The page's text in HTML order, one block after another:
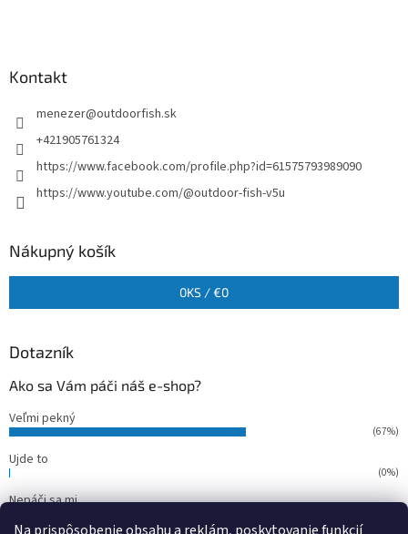
Kontakt
menezer@outdoorfish.sk
+421905761324
https://www.facebook.com/profile.php?id=61575793989090
https://www.youtube.com/@outdoor-fish-v5u
Nákupný košík
0KS /€0
Dotazník
Ako sa Vám páči náš e-shop?
Veľmi pekný
(67%)
Ujde to
(0%)
Nepáči sa mi